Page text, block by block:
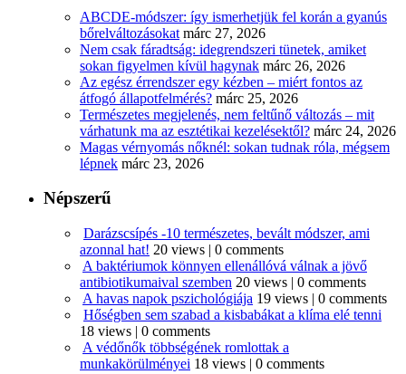
ABCDE‑módszer: így ismerhetjük fel korán a gyanús
bőrelváltozásokat márc 27, 2026
Nem csak fáradtság: idegrendszeri tünetek, amiket
sokan figyelmen kívül hagynak márc 26, 2026
Az egész érrendszer egy kézben – miért fontos az
átfogó állapotfelmérés? márc 25, 2026
Természetes megjelenés, nem feltűnő változás – mit
várhatunk ma az esztétikai kezelésektől? márc 24, 2026
Magas vérnyomás nőknél: sokan tudnak róla, mégsem
lépnek márc 23, 2026
Népszerű
Darázscsípés -10 természetes, bevált módszer, ami
azonnal hat! 20 views | 0 comments
A baktériumok könnyen ellenállóvá válnak a jövő
antibiotikumaival szemben 20 views | 0 comments
A havas napok pszichológiája 19 views | 0 comments
Hőségben sem szabad a kisbabákat a klíma elé tenni
18 views | 0 comments
A védőnők többségének romlottak a
munkakörülményei 18 views | 0 comments